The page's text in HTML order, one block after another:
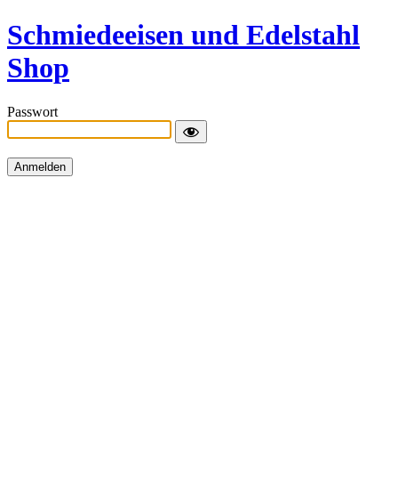
Schmiedeeisen und Edelstahl
Shop
Passwort